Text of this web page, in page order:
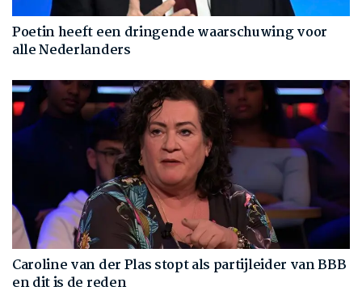
Poetin heeft een dringende waarschuwing voor
alle Nederlanders
Caroline van der Plas stopt als partijleider van BBB
en dit is de reden